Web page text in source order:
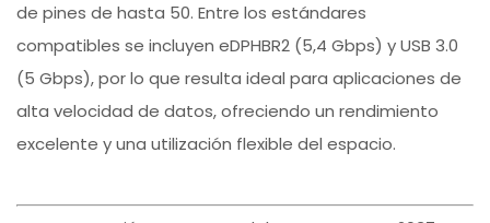
de pines de hasta 50. Entre los estándares
compatibles se incluyen eDPHBR2 (5,4 Gbps) y USB 3.0
(5 Gbps), por lo que resulta ideal para aplicaciones de
alta velocidad de datos, ofreciendo un rendimiento
excelente y una utilización flexible del espacio.